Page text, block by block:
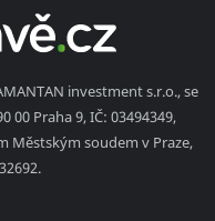
investment s.r.o., se
00 Praha 9, IČ: 03494349,
Městským soudem v Praze,